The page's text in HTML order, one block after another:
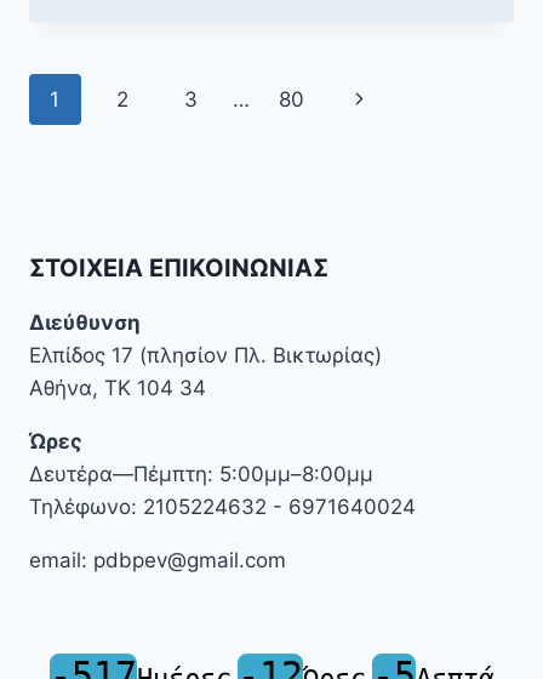
Page
1 2 3 … 80
Next
ΣΤΟΙΧΕΊΑ ΕΠΙΚΟΙΝΩΝΊΑΣ
Διεύθυνση
Ελπίδος 17 (πλησίον Πλ. Βικτωρίας)
Αθήνα, ΤΚ 104 34
Ώρες
Δευτέρα—Πέμπτη: 5:00μμ–8:00μμ
Τηλέφωνο: 2105224632 - 6971640024
email: pdbpev@gmail.com